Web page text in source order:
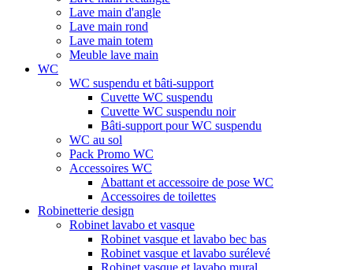
Lave main d'angle
Lave main rond
Lave main totem
Meuble lave main
WC
WC suspendu et bâti-support
Cuvette WC suspendu
Cuvette WC suspendu noir
Bâti-support pour WC suspendu
WC au sol
Pack Promo WC
Accessoires WC
Abattant et accessoire de pose WC
Accessoires de toilettes
Robinetterie design
Robinet lavabo et vasque
Robinet vasque et lavabo bec bas
Robinet vasque et lavabo surélevé
Robinet vasque et lavabo mural